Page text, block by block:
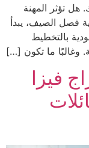
تؤثر المهنة
فصل الصيف، يبدأ
بالتخطيط
وغالبًا ما تكون […]
فيزا